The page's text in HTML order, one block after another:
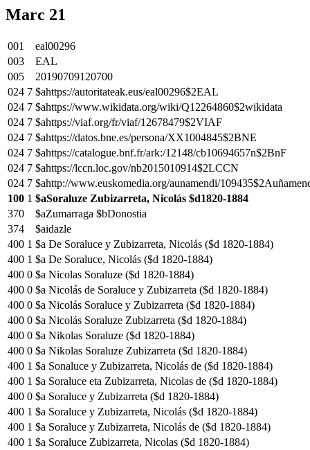
Marc 21
001
eal00296
003
EAL
005
20190709120700
024 7 $ahttps://autoritateak.eus/eal00296$2EAL
024 7 $ahttps://www.wikidata.org/wiki/Q12264860$2wikidata
024 7 $ahttps://viaf.org/fr/viaf/12678479$2VIAF
024 7 $ahttps://datos.bne.es/persona/XX1004845$2BNE
024 7 $ahttps://catalogue.bnf.fr/ark:/12148/cb10694657n$2BnF
024 7 $ahttps://lccn.loc.gov/nb2015010914$2LCCN
024 7 $ahttp://www.euskomedia.org/aunamendi/
100 1 $aSoraluze Zubizarreta, Nicolás $d1820-1884
370
$aZumarraga $bDonostia
374
$aidazle
400 1 $a De Soraluce y Zubizarreta, Nicolás ($d 1820-1884)
400 1 $a De Soraluce, Nicolás ($d 1820-1884)
400 0 $a Nicolas Soraluze ($d 1820-1884)
400 0 $a Nicolás de Soraluce y Zubizarreta ($d 1820-1884)
400 0 $a Nicolás Soraluce y Zubizarreta ($d 1820-1884)
400 0 $a Nicolás Soraluze Zubizarreta ($d 1820-1884)
400 0 $a Nikolas Soraluze ($d 1820-1884)
400 0 $a Nikolas Soraluze Zubizarreta ($d 1820-1884)
400 1 $a Sonaluce y Zubizarreta, Nicolás de ($d 1820-1884)
400 1 $a Soraluce eta Zubizarreta, Nicolas de ($d 1820-1884)
400 0 $a Soraluce y Zubizarreta ($d 1820-1884)
400 1 $a Soraluce y Zubizarreta, Nicolás ($d 1820-1884)
400 1 $a Soraluce y Zubizarreta, Nicolás de ($d 1820-1884)
400 1 $a Soraluce Zubizarreta, Nicolas ($d 1820-1884)